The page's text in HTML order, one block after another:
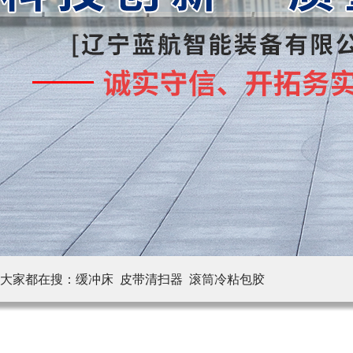
大家都在搜： 缓冲床 皮带清扫器 滚筒冷粘包胶